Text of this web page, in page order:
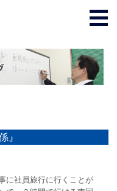
』
に社員旅行に行くことが